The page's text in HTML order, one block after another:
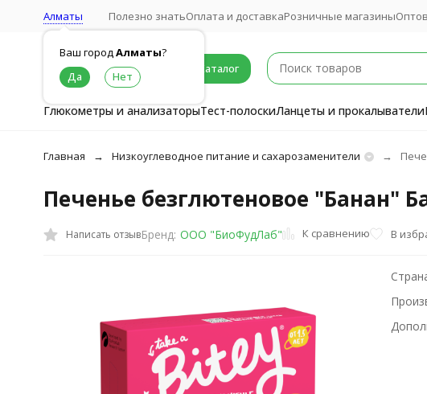
Алматы
Ваш город Алматы?
Полезно знатьОплата и доставкаРозничные магазины
Каталог
Глюкометры и анализаторыТест-полоскиЛанцеты и прокалыватели
Главная Низкоуглеводное питание и сахарозаменители
Печенье безглютеновое "Банан"
Написать отзывБренд: ООО "БиоФудЛаб" К сравнению В